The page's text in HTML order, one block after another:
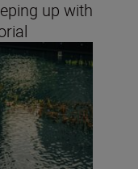
up with
Aquino on